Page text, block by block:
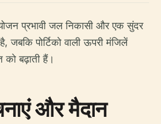
प्रभावी जल निकासी और एक सुंदर
जबकि पोर्टिको वाली ऊपरी मंजिलें
को बढ़ाती हैं।
और मैदान